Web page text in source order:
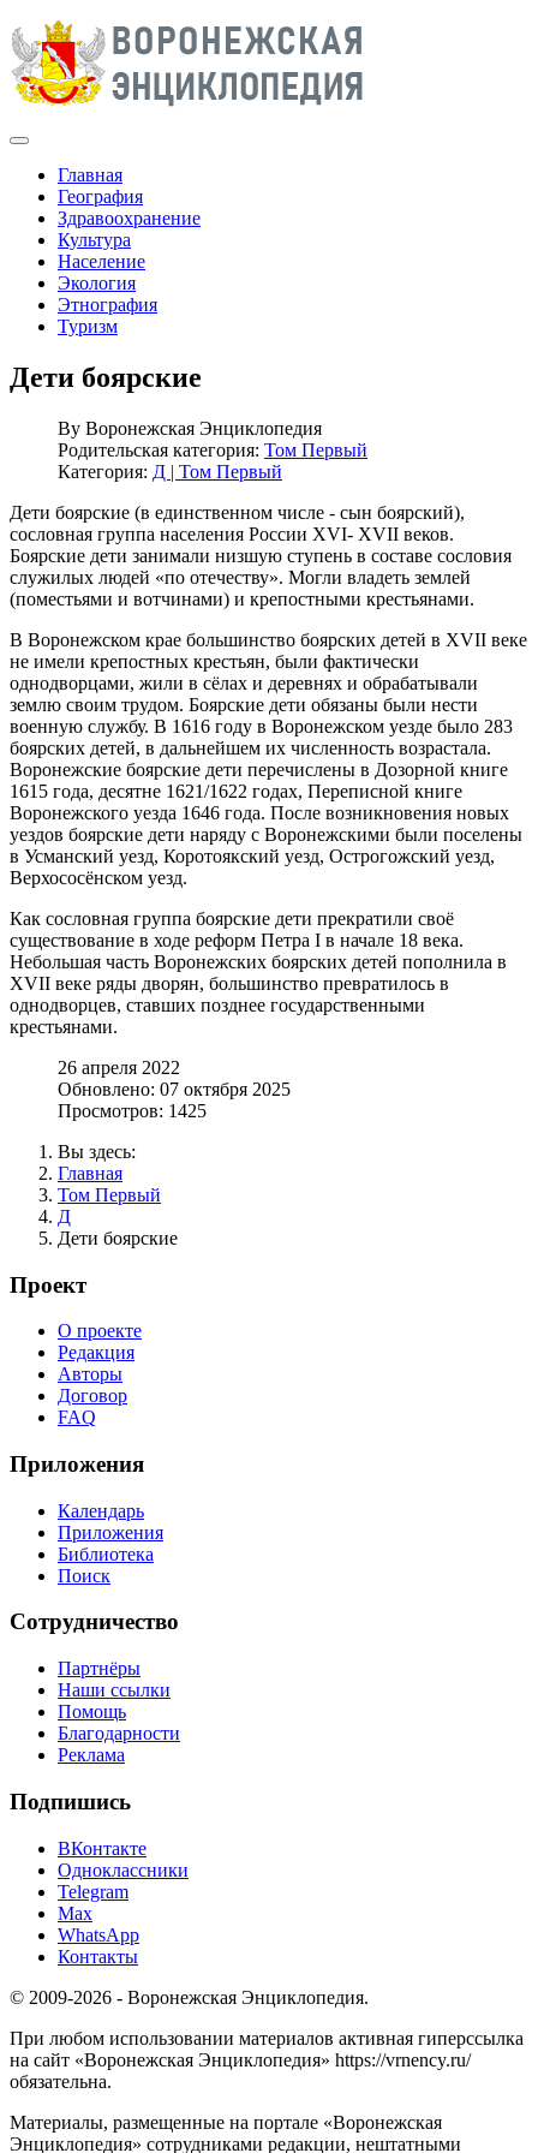
Главная
География
Здравоохранение
Культура
Население
Экология
Этнография
Туризм
Дети боярские
By Воронежская Энциклопедия
Родительская категория: Том Первый
Категория: Д | Том Первый
Дети боярские (в единственном числе - сын боярский),
сословная группа населения России XVI- XVII веков.
Боярские дети занимали низшую ступень в составе сословия
служилых людей «по отечеству». Могли владеть землей
(поместьями и вотчинами) и крепостными крестьянами.
В Воронежском крае большинство боярских детей в XVII веке
не имели крепостных крестьян, были фактически
однодворцами, жили в сёлах и деревнях и обрабатывали
землю своим трудом. Боярские дети обязаны были нести
военную службу. В 1616 году в Воронежском уезде было 283
боярских детей, в дальнейшем их численность возрастала.
Воронежские боярские дети перечислены в Дозорной книге
1615 года, десятне 1621/1622 годах, Переписной книге
Воронежского уезда 1646 года. После возникновения новых
уездов боярские дети наряду с Воронежскими были поселены
в Усманский уезд, Коротоякский уезд, Острогожский уезд,
Верхососёнском уезд.
Как сословная группа боярские дети прекратили своё
существование в ходе реформ Петра I в начале 18 века.
Небольшая часть Воронежских боярских детей пополнила в
XVII веке ряды дворян, большинство превратилось в
однодворцев, ставших позднее государственными
крестьянами.
26 апреля 2022
Обновлено: 07 октября 2025
Просмотров: 1425
Вы здесь:
Главная
Том Первый
Д
Дети боярские
Проект
О проекте
Редакция
Авторы
Договор
FAQ
Приложения
Календарь
Приложения
Библиотека
Поиск
Сотрудничество
Партнёры
Наши ссылки
Помощь
Благодарности
Реклама
Подпишись
ВКонтакте
Одноклассники
Telegram
Max
WhatsApp
Контакты
© 2009-2026 - Воронежская Энциклопедия.
При любом использовании материалов активная гиперссылка
на сайт «Воронежская Энциклопедия» https://vrnency.ru/
обязательна.
Материалы, размещенные на портале «Воронежская
Энциклопедия» сотрудниками редакции, нештатными